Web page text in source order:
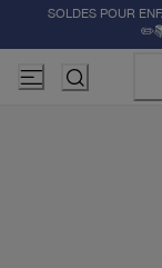
SOLDES POUR